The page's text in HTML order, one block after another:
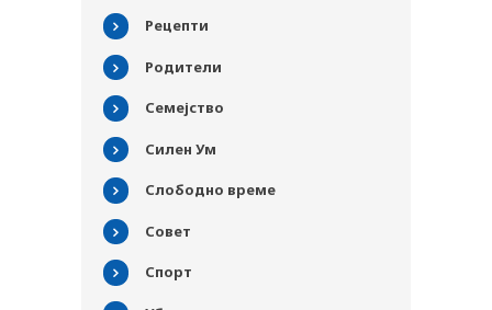
ПРЕПОРАКИ
СПИСАНИЕ
КОНТАКТ
Рецепти
Родители
Семејство
Силен Ум
Слободно време
Совет
Спорт